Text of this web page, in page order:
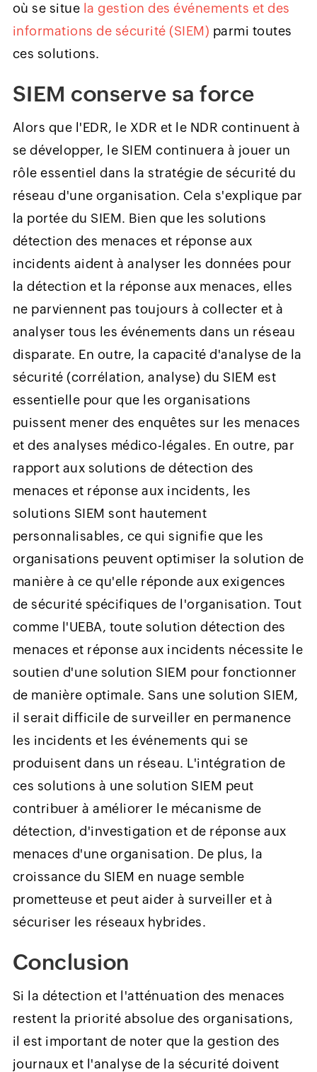
où se situe la gestion des événements et des
informations de sécurité (SIEM) parmi toutes
ces solutions.
SIEM conserve sa force
Alors que l'EDR, le XDR et le NDR continuent à
se développer, le SIEM continuera à jouer un
rôle essentiel dans la stratégie de sécurité du
réseau d'une organisation. Cela s'explique par
la portée du SIEM. Bien que les solutions
détection des menaces et réponse aux
incidents aident à analyser les données pour
la détection et la réponse aux menaces, elles
ne parviennent pas toujours à collecter et à
analyser tous les événements dans un réseau
disparate. En outre, la capacité d'analyse de la
sécurité (corrélation, analyse) du SIEM est
essentielle pour que les organisations
puissent mener des enquêtes sur les menaces
et des analyses médico-légales. En outre, par
rapport aux solutions de détection des
menaces et réponse aux incidents, les
solutions SIEM sont hautement
personnalisables, ce qui signifie que les
organisations peuvent optimiser la solution de
manière à ce qu'elle réponde aux exigences
de sécurité spécifiques de l'organisation. Tout
comme l'UEBA, toute solution détection des
menaces et réponse aux incidents nécessite le
soutien d'une solution SIEM pour fonctionner
de manière optimale. Sans une solution SIEM,
il serait difficile de surveiller en permanence
les incidents et les événements qui se
produisent dans un réseau. L'intégration de
ces solutions à une solution SIEM peut
contribuer à améliorer le mécanisme de
détection, d'investigation et de réponse aux
menaces d'une organisation. De plus, la
croissance du SIEM en nuage semble
prometteuse et peut aider à surveiller et à
sécuriser les réseaux hybrides.
Conclusion
Si la détection et l'atténuation des menaces
restent la priorité absolue des organisations,
il est important de noter que la gestion des
journaux et l'analyse de la sécurité doivent